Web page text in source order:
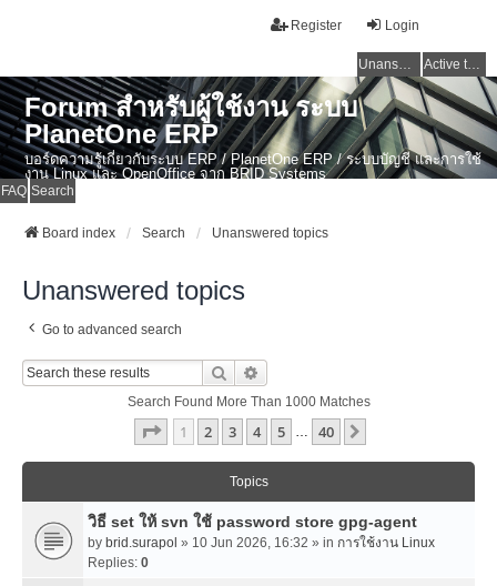
Login
Register
Unanswered topics Active topics
Forum สำหรับผู้ใช้งาน ระบบ
PlanetOne ERP
บอร์ดความรู้เกี่ยวกับระบบ ERP / PlanetOne ERP / ระบบบัญชี และการใช้
งาน Linux และ OpenOffice จาก BRID Systems
FAQ Search
Board index Search Unanswered topics
Unanswered topics
Go to advanced search
Search
Search Found More Than 1000 Matches
Page 1Of40
1 2 3 4 5 … 40
Topics
วิธี set ให้ svn ใช้ password store gpg-agent
by brid.surapol » 10 Jun 2026, 16:32 » in การใช้งาน Linux
Replies: 0